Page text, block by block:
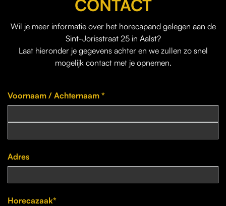
CONTACT
Wil je meer informatie over het horecapand gelegen aan de
Sint-Jorisstraat 25 in Aalst?
Laat hieronder je gegevens achter en we zullen zo snel
mogelijk contact met je opnemen.
Voornaam / Achternaam *
Adres
Horecazaak*